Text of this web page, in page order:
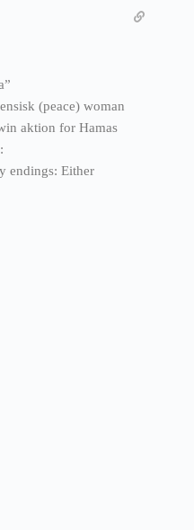
(peace) woman
aktion for Hamas
endings: Either